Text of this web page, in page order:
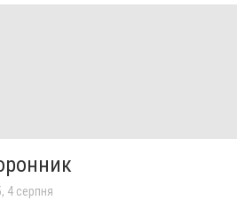
4 серпня